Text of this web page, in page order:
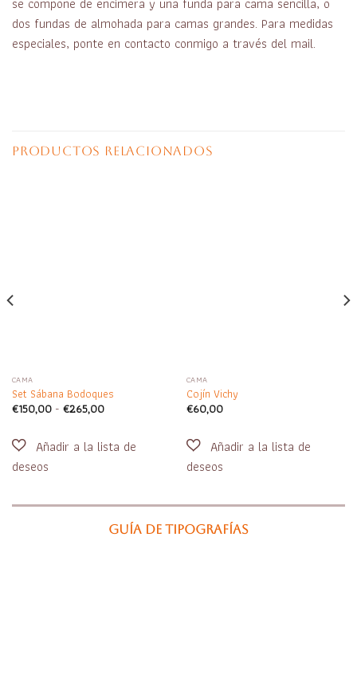
dos fundas de almohada para camas grandes. Para medidas
especiales, ponte en contacto conmigo a través del mail.
PRODUCTOS RELACIONADOS
CAMA
Set Sábana Bodoques
€150,00 - €265,00Rango
desde
€150,00
CAMA
Cojín Vichy
€60,00
Guía de tipografías